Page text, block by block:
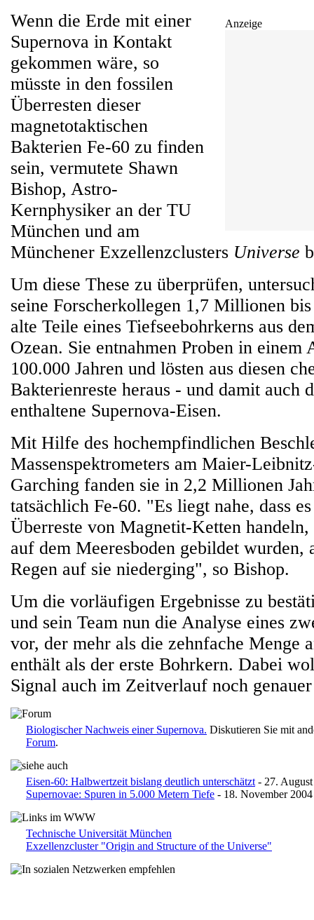
Anzeige
Wenn die Erde mit einer
Supernova in Kontakt
gekommen wäre, so
müsste in den fossilen
Überresten dieser
magnetotaktischen
Bakterien Fe-60 zu finden
sein, vermutete Shawn
Bishop, Astro-
Kernphysiker an der TU
München und am
Münchener Exzellenzclusters Universe
Um diese These zu überprüfen,
seine Forscherkollegen 1,7 Millionen
alte Teile eines Tiefseebohrkerns aus
Ozean. Sie entnahmen Proben in einem
100.000 Jahren und lösten aus diesen
Bakterienreste heraus - und damit auch
enthaltene Supernova-Eisen.
Mit Hilfe des hochempfindlichen
Massenspektrometers am Maier-
Garching fanden sie in 2,2 Millionen
tatsächlich Fe-60. "Es liegt nahe, dass
Überreste von Magnetit-Ketten
auf dem Meeresboden gebildet wurden,
Regen auf sie niederging", so Bishop.
Um die vorläufigen Ergebnisse zu
und sein Team nun die Analyse eines
vor, der mehr als die zehnfache Menge
enthält als der erste Bohrkern. Dabei
Signal auch im Zeitverlauf noch
Biologischer Nachweis einer Supernova. Diskutieren Sie mit
Forum.
Eisen-60: Halbwertzeit bislang deutlich unterschätzt - 27.
Supernovae: Spuren in 5.000 Metern Tiefe - 18. November 2004
Technische Universität München
Exzellenzcluster "Origin and Structure of the Universe"